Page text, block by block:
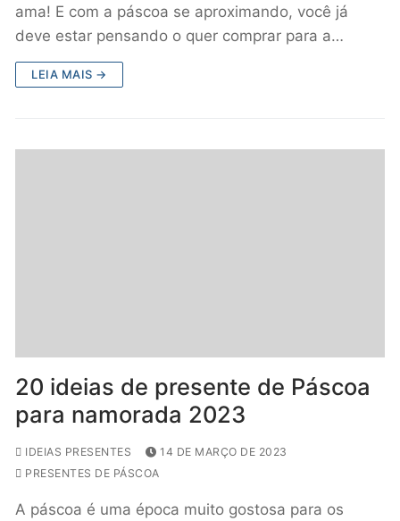
ama! E com a páscoa se aproximando, você já
deve estar pensando o quer comprar para a…
LEIA MAIS →
20 ideias de presente de Páscoa
para namorada 2023
IDEIAS PRESENTES
14 DE MARÇO DE 2023
PRESENTES DE PÁSCOA
A páscoa é uma época muito gostosa para os